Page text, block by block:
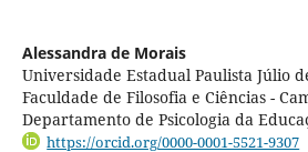
Alessandra de Morais
Universidade Estadual Paulista Júlio
Faculdade de Filosofia e Ciências -
Departamento de Psicologia da
https://orcid.org/0000-0001-5521-9307